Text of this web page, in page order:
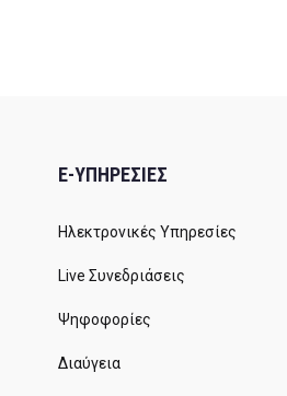
E-ΥΠΗΡΕΣΙΕΣ
Ηλεκτρονικές Υπηρεσίες
Live Συνεδριάσεις
Ψηφοφορίες
Διαύγεια